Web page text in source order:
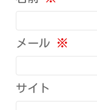
メール ※
サイト